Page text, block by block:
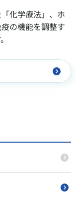
化学療法」、ホ
の機能を調整す